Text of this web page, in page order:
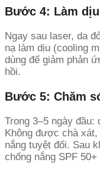
Bước 4: Làm
Ngay sau laser, da
nạ làm dịu (cooling
dùng để giảm phản
hồi.
Bước 5: Chăm
Trong 3–5 ngày đầu:
Không được chà
nắng tuyệt đối. Sau
chống nắng SPF